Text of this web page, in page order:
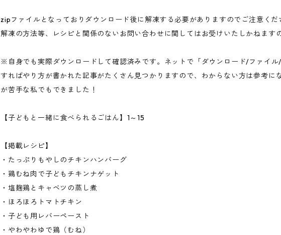
zipファイルとなっておりダウンロード後に解凍する必要がありますのでご注意くだ
解凍の方法等、レシピと関係のないお問い合わせに関してはお受けいたしかねます
※自身でも実際ダウンロードして確認済みです。ネットで「ダウンロード/ファイ
すればやり方が書かれた記事がたくさん見つかりますので、わからない方は参考に
が苦手な私でもできました！
【子どもと一緒に食べられるごはん】1～15
【掲載レシピ】
・たっぷりもやしのチキンハンバーグ
・鶏むね肉で子どもチキンナゲット
・塩麹鶏とキャベツの蒸し煮
・ほろほろトマトチキン
・子ども用レバーペースト
・やわやわゆで鶏（むね）